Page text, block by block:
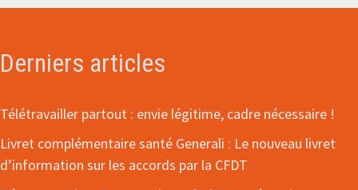
Derniers articles
Télétravailler partout : envie légitime, cadre nécessaire !
Livret complémentaire santé Generali : Le nouveau livret
d’information sur les accords par la CFDT